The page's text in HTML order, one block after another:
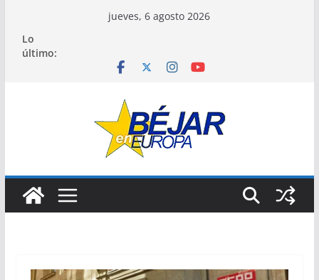
contenido
jueves, 6 agosto 2026
Lo
último: